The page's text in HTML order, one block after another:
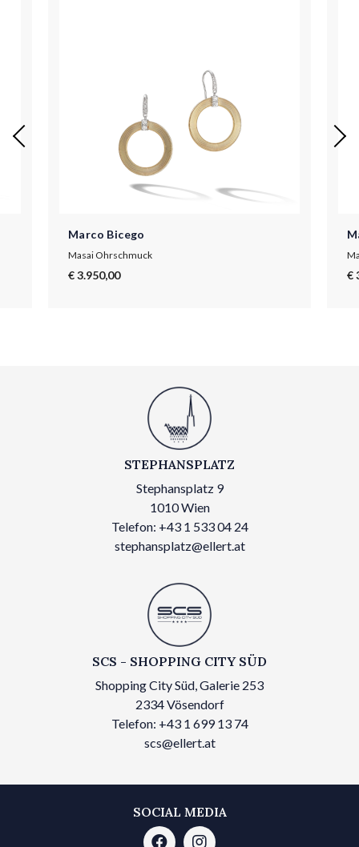
Marco Bicego
Masai Ohrschmuck
€ 3.950,00 €
STEPHANSPLATZ
Stephansplatz 9
1010 Wien
Telefon: +43 1 533 04 24
stephansplatz@ellert.at
SCS - SHOPPING CITY SÜD
Shopping City Süd, Galerie 253
2334 Vösendorf
Telefon: +43 1 699 13 74
scs@ellert.at
SOCIAL MEDIA